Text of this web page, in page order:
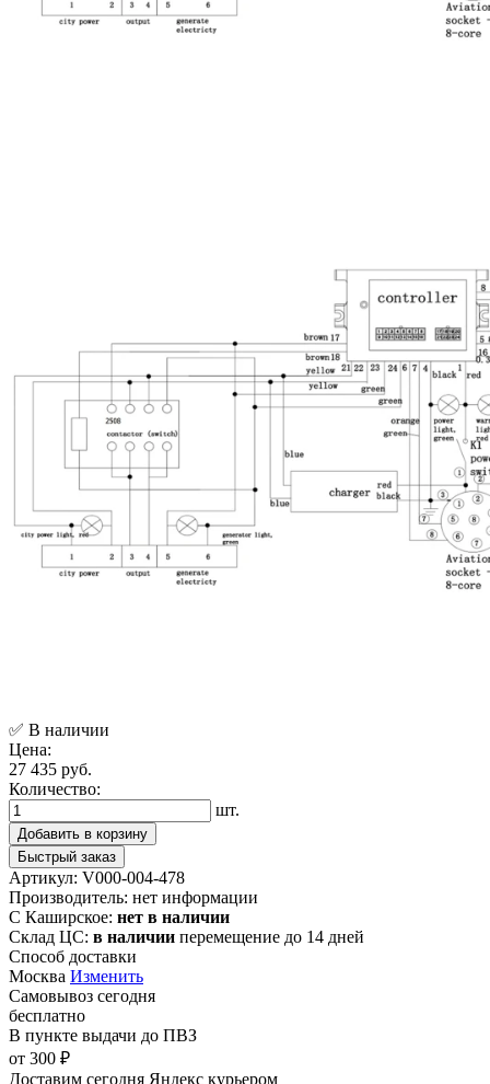
✅ В наличии
Цена:
27 435 руб.
Количество:
шт.
Добавить в корзину
Быстрый заказ
Артикул: V000-004-478
Производитель: нет информации
С Каширское: нет в наличии
Склад ЦС: в наличии перемещение до 14 дней
Способ доставки
Москва Изменить
Самовывоз сегодня
бесплатно
В пункте выдачи до ПВЗ
от 300 ₽
Доставим сегодня Яндекс курьером